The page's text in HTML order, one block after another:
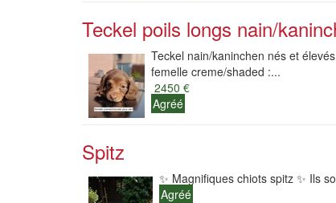
Teckel poils longs nain/
Teckel nain/kaninchen nés et
femelle creme/shaded :...
2450 €
Agréé
Spitz
✨ Magnifiques chiots spitz ✨ Ils
Agréé